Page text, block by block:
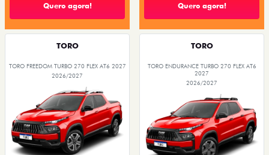
Quero agora! Quero agora!
TORO
TORO FREEDOM TURBO 270 FLEX AT6 2027
2026/2027
TORO
TORO ENDURANCE TURBO 270 FLEX AT6
2027
2026/2027